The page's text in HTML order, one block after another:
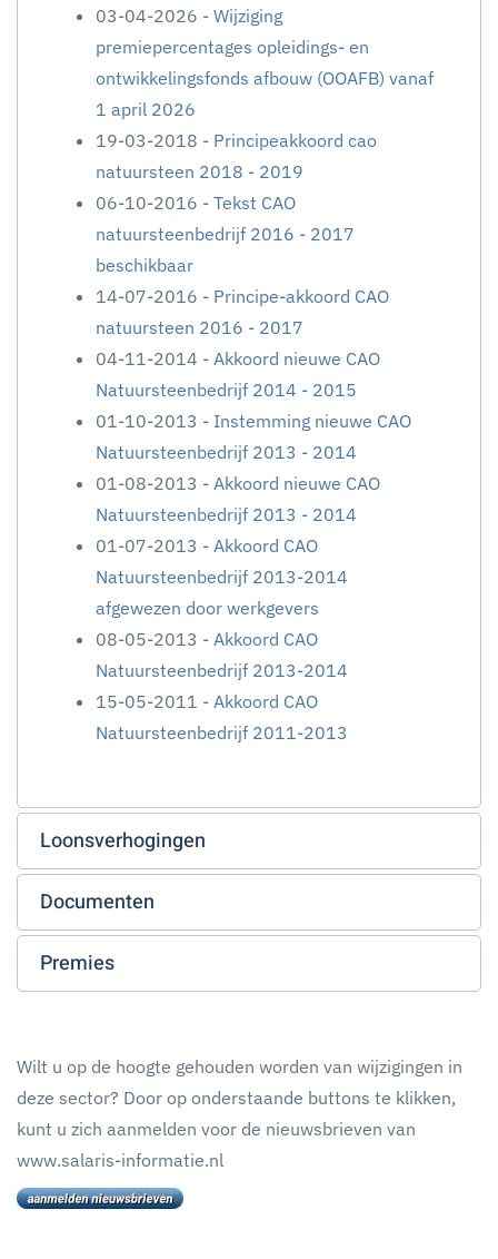
03-04-2026 - Wijziging
premiepercentages opleidings- en
ontwikkelingsfonds afbouw (OOAFB) vanaf
1 april 2026
19-03-2018 - Principeakkoord cao
natuursteen 2018 - 2019
06-10-2016 - Tekst CAO
natuursteenbedrijf 2016 - 2017
beschikbaar
14-07-2016 - Principe-akkoord CAO
natuursteen 2016 - 2017
04-11-2014 - Akkoord nieuwe CAO
Natuursteenbedrijf 2014 - 2015
01-10-2013 - Instemming nieuwe CAO
Natuursteenbedrijf 2013 - 2014
01-08-2013 - Akkoord nieuwe CAO
Natuursteenbedrijf 2013 - 2014
01-07-2013 - Akkoord CAO
Natuursteenbedrijf 2013-2014
afgewezen door werkgevers
08-05-2013 - Akkoord CAO
Natuursteenbedrijf 2013-2014
15-05-2011 - Akkoord CAO
Natuursteenbedrijf 2011-2013
Loonsverhogingen
Documenten
Premies
Wilt u op de hoogte gehouden worden van wijzigingen in
deze sector? Door op onderstaande buttons te klikken,
kunt u zich aanmelden voor de nieuwsbrieven van
www.salaris-informatie.nl